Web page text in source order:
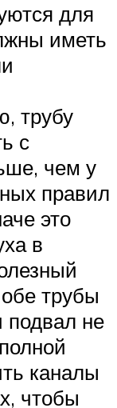
для
иметь
трубу
с
чем у
правил
это
в
трубы
подвал не
каналы
чтобы